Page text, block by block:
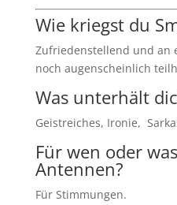
Wie kriegst du
Zufriedenstellend und an
noch augenscheinlich
Was unterhält
Geistreiches, Ironie,
Für wen oder
Antennen?
Für Stimmungen.